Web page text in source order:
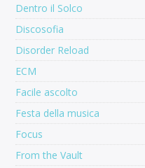
Dentro il Solco
Discosofia
Disorder Reload
ECM
Facile ascolto
Festa della musica
Focus
From the Vault